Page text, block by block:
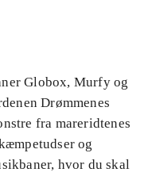
Globox, Murfy og
Drømmenes
fra mareridtenes
og
hvor du skal